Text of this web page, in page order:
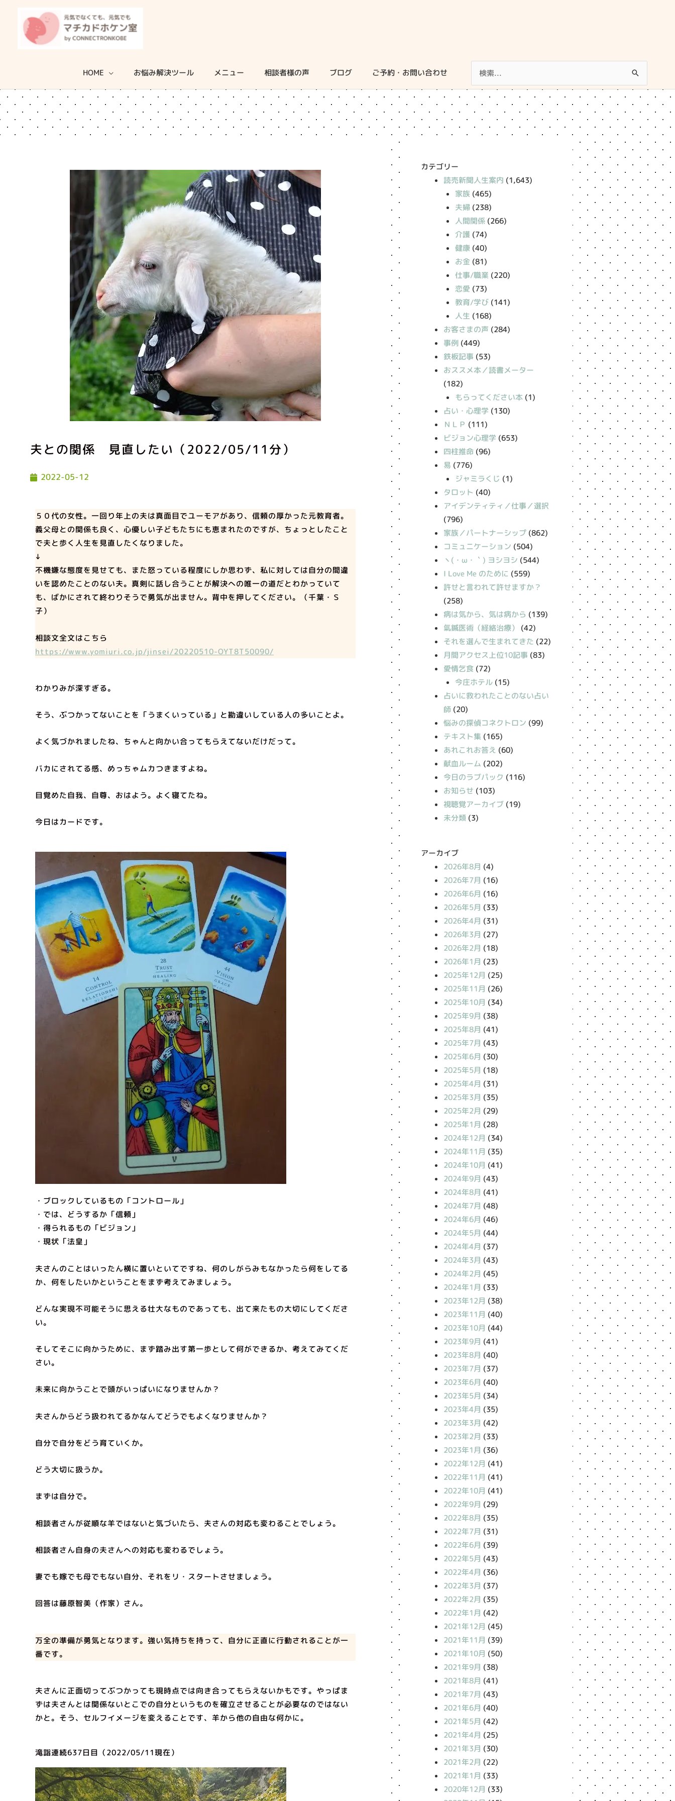
プ
HOME お悩み解決ツール メニュー 相談者様の声 ブログ ご予約・お問い合わせ
索
対
象:
夫との関係 見直したい（2022/05/11分）
2022-05-12
５０代の女性。一回り年上の夫は真面目でユーモアがあり、信頼の厚かった元教育者。
義父母との関係も良く、心優しい子どもたちにも恵まれたのですが、ちょっとしたこと
で夫と歩く人生を見直したくなりました。
↓
不機嫌な態度を見せても、また怒っている程度にしか思わず、私に対しては自分の間違
いを認めたことのない夫。真剣に話し合うことが解決への唯一の道だとわかっていて
も、ばかにされて終わりそうで勇気が出ません。背中を押してください。（千葉・Ｓ
子）
相談文全文はこちら
https://www.yomiuri.co.jp/jinsei/20220510-OYT8T50090/
わかりみが深すぎる。
そう、ぶつかってないことを「うまくいっている」と勘違いしている人の多いことよ。
よく気づかれましたね、ちゃんと向かい合ってもらえてないだけだって。
バカにされてる感、めっちゃムカつきますよね。
目覚めた自我、自尊、おはよう。よく寝てたね。
今日はカードです。
・ブロックしているもの「コントロール」
・では、どうするか「信頼」
・得られるもの「ビジョン」
・現状「法皇」
夫さんのことはいったん横に置いといてですね、何のしがらみもなかったら何をしてる
か、何をしたいかということをまず考えてみましょう。
どんな実現不可能そうに思える壮大なものであっても、出て来たもの大切にしてくださ
い。
そしてそこに向かうために、まず踏み出す第一歩として何ができるか、考えてみてくだ
さい。
未来に向かうことで頭がいっぱいになりませんか？
夫さんからどう扱われてるかなんてどうでもよくなりませんか？
自分で自分をどう育ていくか。
どう大切に扱うか。
まずは自分で。
相談者さんが従順な羊ではないと気づいたら、夫さんの対応も変わることでしょう。
相談者さん自身の夫さんへの対応も変わるでしょう。
妻でも嫁でも母でもない自分、それをリ・スタートさせましょう。
回答は藤原智美（作家）さん。
万全の準備が勇気となります。強い気持ちを持って、自分に正直に行動されることが一
番です。
夫さんに正面切ってぶつかっても現時点では向き合ってもらえないかもです。やっぱま
ずは夫さんとは関係ないとこでの自分というものを確立させることが必要なのではない
かと。そう、セルフイメージを変えることです、羊から他の自由な何かに。
滝詣連続637日目（2022/05/11現在）
カテゴリー
読売新聞人生案内 (1,643)
家族 (465)
夫婦(238)
人間関係(266)
介護(74)
健康(40)
お金 (81)
仕事/職業 (220)
恋愛 (73)
教育/学び(141)
人生 (168)
お客さまの声 (284)
事例 (449)
鉄板記事 (53)
おススメ本／読書メーター
(182)
もらってください本(1)
占い・心理学 (130)
ＮＬＰ (111)
ビジョン心理学 (653)
四柱推命 (96)
易 (776)
ジャミラくじ (1)
タロット (40)
アイデンティティ／仕事／選択
(796)
家族／パートナーシップ (862)
コミュニケーション (504)
丶(・ω・｀) ヨシヨシ (544)
I Love Me のために (559)
許せと言われて許せますか？
(258)
病は気から、気は病から (139)
氣鍼医術（経絡治療）
(42)
それを選んで生まれてきた (22)
月間アクセス上位10記事 (83)
愛情乞食 (72)
今庄ホテル(15)
占いに救われたことのない占い
師 (20)
悩みの探偵コネクトロン (99)
テキスト集 (165)
あれこれお答え (60)
献血ルーム (202)
今日のラブパック (116)
お知らせ (103)
視聴覚アーカイブ (19)
未分類 (3)
アーカイブ
2026年8月 (4)
2026年7月 (16)
2026年6月 (16)
2026年5月 (33)
2026年4月 (31)
2026年3月 (27)
2026年2月 (18)
2026年1月 (23)
2025年12月 (25)
2025年11月 (26)
2025年10月 (34)
2025年9月 (38)
2025年8月 (41)
2025年7月 (43)
2025年6月 (30)
2025年5月 (18)
2025年4月 (31)
2025年3月 (35)
2025年2月 (29)
2025年1月 (28)
2024年12月 (34)
2024年11月 (35)
2024年10月 (41)
2024年9月 (43)
2024年8月 (41)
2024年7月 (48)
2024年6月 (46)
2024年5月 (44)
2024年4月 (37)
2024年3月 (43)
2024年2月 (45)
2024年1月 (33)
2023年12月 (38)
2023年11月 (40)
2023年10月 (44)
2023年9月 (41)
2023年8月 (40)
2023年7月 (37)
2023年6月 (40)
2023年5月 (34)
2023年4月 (35)
2023年3月 (42)
2023年2月 (33)
2023年1月 (36)
2022年12月 (41)
2022年11月 (41)
2022年10月 (41)
2022年9月 (29)
2022年8月 (35)
2022年7月 (31)
2022年6月 (39)
2022年5月 (43)
2022年4月 (36)
2022年3月 (37)
2022年2月 (35)
2022年1月 (42)
2021年12月 (45)
2021年11月 (39)
2021年10月 (50)
2021年9月 (38)
2021年8月 (41)
2021年7月 (43)
2021年6月 (40)
2021年5月 (42)
2021年4月 (25)
2021年3月 (30)
2021年2月 (22)
2021年1月 (33)
2020年12月 (33)